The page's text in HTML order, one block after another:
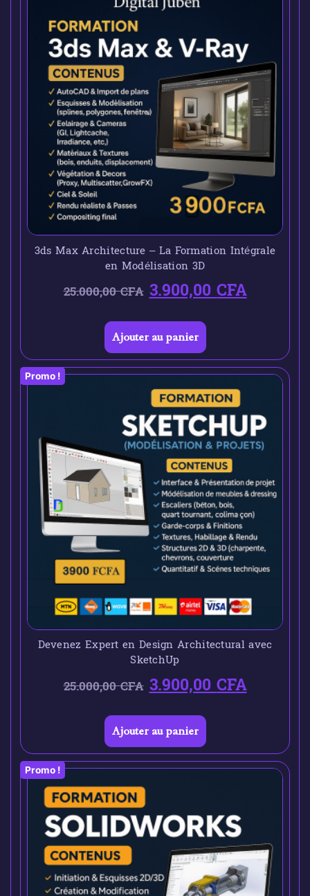
3ds Max Architecture – La Formation Intégrale
en Modélisation 3D
25.000,00CFA 3.900,00CFA
Ajouter au panier
Promo !
Devenez Expert en Design Architectural avec
SketchUp
25.000,00CFA 3.900,00CFA
Ajouter au panier
Promo !